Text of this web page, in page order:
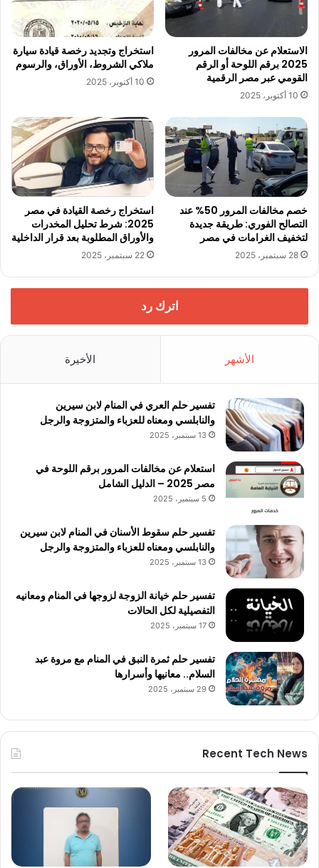
الاستعلام عن مخالفات المرور
2025 برقم اللوحة أو الرقم
القومي عبر مصر الرقمية
10 أكتوبر، 2025
استخراج وتجديد رخصة قيادة سيارة
ملاكي الشروط، الأوراق، والرسوم
10 أكتوبر، 2025
خصم مخالفات المرور 50% عند
التصالح الفوري: طريقة جديدة
لتخفيف الغرامات في مصر
28 سبتمبر، 2025
استخراج رخصة القيادة في مصر
2025: شرط تحليل المخدرات
والأوراق المطلوبة بعد قرار الداخلية
22 سبتمبر، 2025
اترك رد
الأشهر الأخيرة
تفسير حلم العري في المنام لابن سيرين
والنابلسي ومعناه للعزباء والمتزوجة والرجل
13 سبتمبر، 2025
استعلام عن مخالفات المرور برقم اللوحة في
مصر 2025 – الدليل الشامل
5 سبتمبر، 2025
تفسير حلم سقوط الأسنان في المنام لابن سيرين
والنابلسي ومعناه للعزباء والمتزوجة والرجل
13 سبتمبر، 2025
تفسير حلم خيانة الزوجة لزوجها في المنام ومعانيه
التفصيلية لكل الحالات
17 سبتمبر، 2025
تفسير حلم ثمرة النبق في المنام مع مروة عبد
السلام.. معانيها وأسرارها
29 سبتمبر، 2025
Recent Tech News